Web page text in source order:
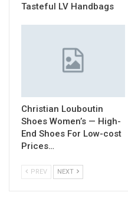
Tasteful LV Handbags
Christian Louboutin
Shoes Women’s — High-
End Shoes For Low-cost
Prices…
PREV NEXT